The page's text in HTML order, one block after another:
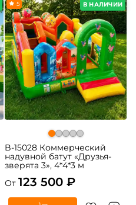
В НАЛИЧИИ
5
B-15028 Коммерческий
надувной батут «Друзья-
зверята 3», 4*4*3 м
От 123 500 ₽